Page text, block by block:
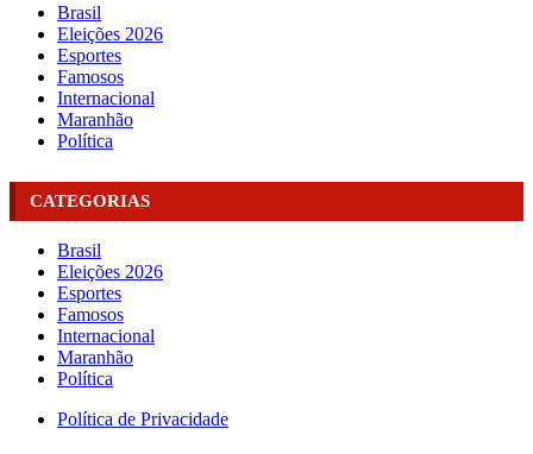
Brasil
Eleições 2026
Esportes
Famosos
Internacional
Maranhão
Política
CATEGORIAS
Brasil
Eleições 2026
Esportes
Famosos
Internacional
Maranhão
Política
Política de Privacidade